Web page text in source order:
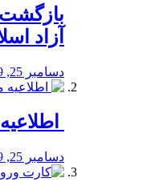
آزاد
دسامبر 25, 2019
دسامبر 25, 2019